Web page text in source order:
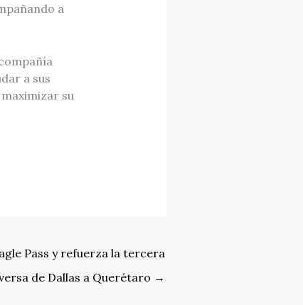
a
a sus
su
Pass y refuerza la tercera
de Dallas a Querétaro →